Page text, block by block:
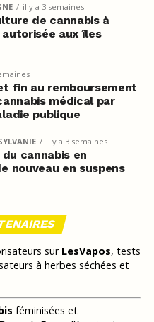
il y a 3 semaines
de cannabis à
aux îles
fin au remboursement
médical par
publique
il y a 3 semaines
cannabis en
nouveau en suspens
sur LesVapos, tests
à herbes séchées et
féminisées et